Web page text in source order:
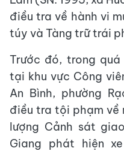
điều tra về hành vi
túy và Tàng trữ trái
Trước đó, trong
tại khu vực Công
An Bình, phường
điều tra tội phạm về
lượng Cảnh sát
Giang phát hiện